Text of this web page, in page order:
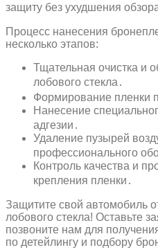
защиту без ухудшения
Процесс нанесения
несколько этапов:
Тщательная очистка и
лобового стекла․
Формирование пленки
Нанесение
адгезии․
Удаление пузырей
профессионального
Контроль качества и
крепления пленки․
Защитите свой автомобиль
лобового стекла! Оставьте
позвоните нам для
по детейлингу и подбору